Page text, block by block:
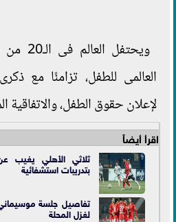
العالمى للطفل، تزامنًا مع
لإعلان حقوق الطفل، والاتفاقية
اقرأ أيضاً
ثلاثي الأهلي يغيب
بتدريبات استشفائية
تفاصيل جلسة
لغزل المحلة